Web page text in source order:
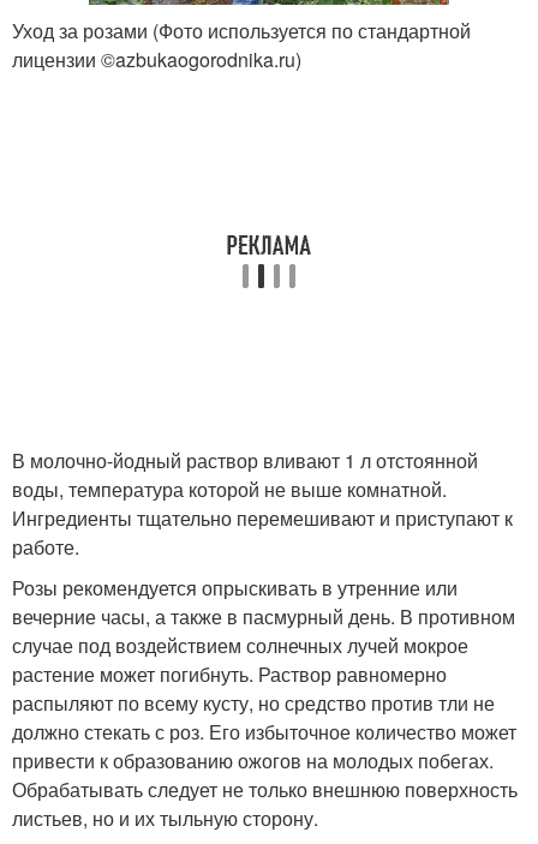
Уход за розами (Фото используется по стандартной
лицензии ©azbukaogorodnika.ru)
В молочно-йодный раствор вливают 1 л отстоянной
воды, температура которой не выше комнатной.
Ингредиенты тщательно перемешивают и приступают к
работе.
Розы рекомендуется опрыскивать в утренние или
вечерние часы, а также в пасмурный день. В противном
случае под воздействием солнечных лучей мокрое
растение может погибнуть. Раствор равномерно
распыляют по всему кусту, но средство против тли не
должно стекать с роз. Его избыточное количество может
привести к образованию ожогов на молодых побегах.
Обрабатывать следует не только внешнюю поверхность
листьев, но и их тыльную сторону.